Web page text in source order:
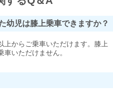
幼児は膝上乗車できますか？
上からご乗車いただけます。膝上
いただけません。